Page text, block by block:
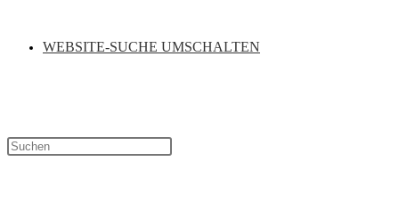
WEBSITE-SUCHE UMSCHALTEN